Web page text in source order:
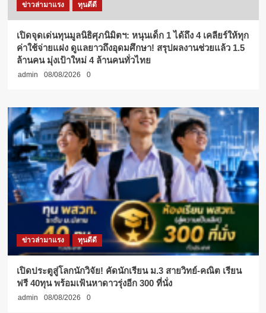
ข่าวล่ามาแรง ทุนดีดี
เปิดจุดเด่นทุนมูลนิธิศุภนิมิตฯ: หนุนเด็ก 1 ได้ถึง 4 เคลียร์ให้ทุก
ค่าใช้จ่ายแฝง ดูแลยาวถึงอุดมศึกษา! สรุปผลงานช่วยแล้ว 1.5
ล้านคน มุ่งเป้าใหม่ 4 ล้านคนทั่วไทย
admin 08/08/2026 0
ข่าวล่ามาแรง ทุนดีดี
เปิดประตูสู่โลกนักวิจัย! คัดนักเรียน ม.3 สายวิทย์-คณิต เรียน
ฟรี 40ทุน พร้อมเฟ้นหาดาวรุ่งอีก 300 ที่นั่ง
admin 08/08/2026 0